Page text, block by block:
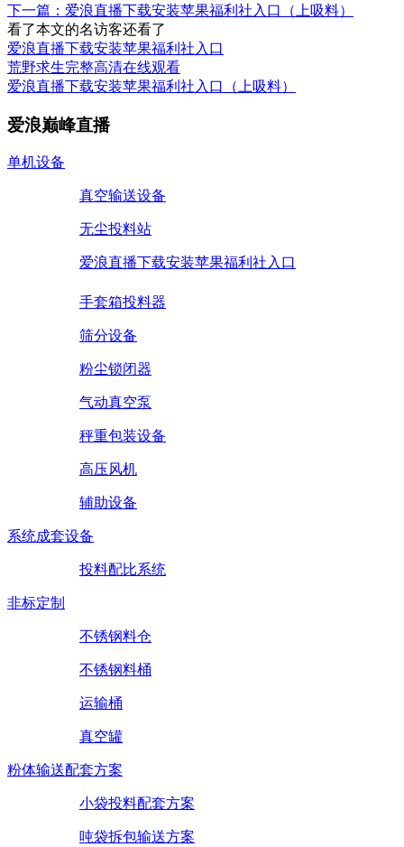
下一篇：爱浪直播下载安装苹果福利社入口（上吸料）
看了本文的名访客还看了
爱浪直播下载安装苹果福利社入口
荒野求生完整高清在线观看
爱浪直播下载安装苹果福利社入口（上吸料）
爱浪巅峰直播
单机设备
真空输送设备
无尘投料站
爱浪直播下载安装苹果福利社入口
手套箱投料器
筛分设备
粉尘锁闭器
气动真空泵
秤重包装设备
高压风机
辅助设备
系统成套设备
投料配比系统
非标定制
不锈钢料仓
不锈钢料桶
运输桶
真空罐
粉体输送配套方案
小袋投料配套方案
吨袋拆包输送方案